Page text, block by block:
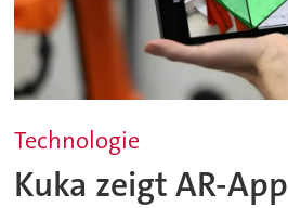
Technologie
Kuka zeigt AR-